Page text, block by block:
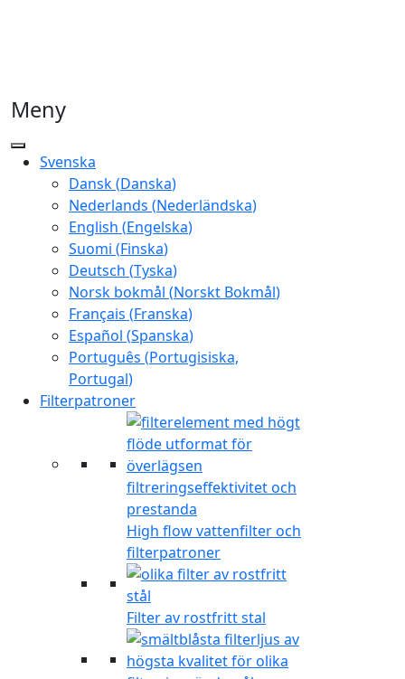
Meny
Svenska
Dansk(Danska)
Nederlands (Nederländska)
English (Engelska)
Suomi (Finska)
Deutsch (Tyska)
Norsk bokmål (Norskt Bokmål)
Français (Franska)
Español (Spanska)
Português (Portugisiska,
Portugal)
Filterpatroner
High flow vattenfilter och
filterpatroner
Filter av rostfritt stal